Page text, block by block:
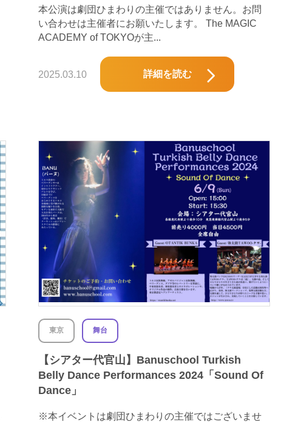
本公演は劇団ひまわりの主催ではありません。お問
い合わせは主催者にお願いたします。 The MAGIC
ACADEMY of TOKYOが主...
2025.03.10 詳細を読む
東京 舞台
【シアター代官山】Banuschool Turkish
Belly Dance Performances 2024「Sound Of
Dance」
※本イベントは劇団ひまわりの主催ではございませ